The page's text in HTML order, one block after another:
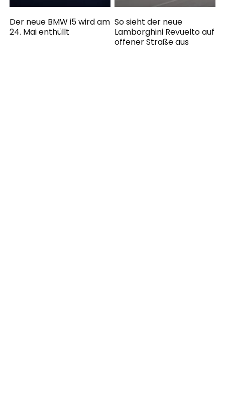
Der neue BMW i5 wird am
24. Mai enthüllt
So sieht der neue
Lamborghini Revuelto auf
offener Straße aus